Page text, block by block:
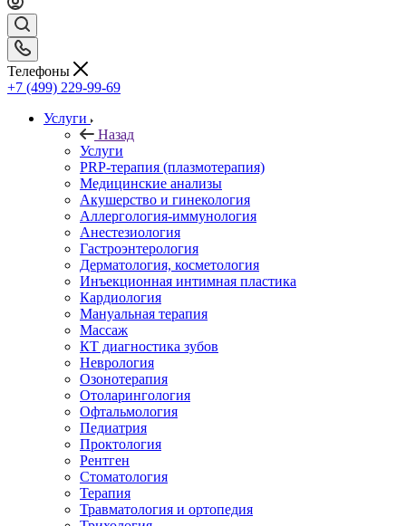
Телефоны
+7 (499) 229-99-69
Услуги
Назад
Услуги
PRP-терапия (плазмотерапия)
Медицинские анализы
Акушерство и гинекология
Аллергология-иммунология
Анестезиология
Гастроэнтерология
Дерматология, косметология
Инъекционная интимная пластика
Кардиология
Мануальная терапия
Массаж
КТ диагностика зубов
Неврология
Озонотерапия
Отоларингология
Офтальмология
Педиатрия
Проктология
Рентген
Стоматология
Терапия
Травматология и ортопедия